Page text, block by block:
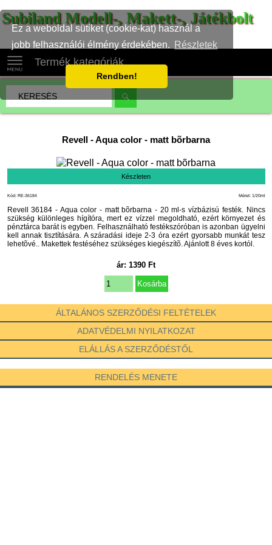
Ez a weboldal sütiket (cookie-kat) használ a
jobb felhasználói élmény érdekében.
Részletek
Rendben!
Subiland Modell-, Makett-, Játékbolt
Termék kategóriák
Revell -Aqua color - matt bõrbarna
Készleten
Méret: 1/20ml
Kód: RE-36184
Revell 36184 - Aqua color - matt bõrbarna - 20 ml-s vízbázisú festék. Nincs
szükség különleges hígítóra, mert ez vízzel megoldható, ezért környezet és
pénztárca barát is egyben. Felhasználható festékszóróban is azonban ügyelni
kell annak tisztítására. A száradási ideje 2-3 óra ezért gyorsabb munkát tesz
lehetõvé.. Makettek festéséhez szükséges kiegészítõ. Ajánlott 8 éves kortól.
ár: 1390 Ft
ÁLTALÁNOS SZERZŐDÉSI FELTÉTELEK
ADATVÉDELMI NYILATKOZAT
ELÁLLÁS A SZERZŐDÉSTŐL
RENDELÉS MENETE